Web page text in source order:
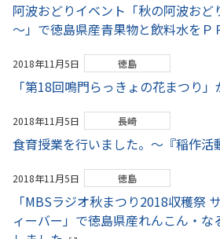
阿波おどりイベント「秋の阿波お
～」で徳島県産青果物と飲料水をＰ
2018年11月5日 徳島
「第18回鳴門らっきょの花まつり
2018年11月5日 長崎
食育授業を行いました。～『稲作活
2018年11月5日 徳島
「MBSラジオ秋まつり2018収穫祭
ィーバー」で徳島県産れんこん・な